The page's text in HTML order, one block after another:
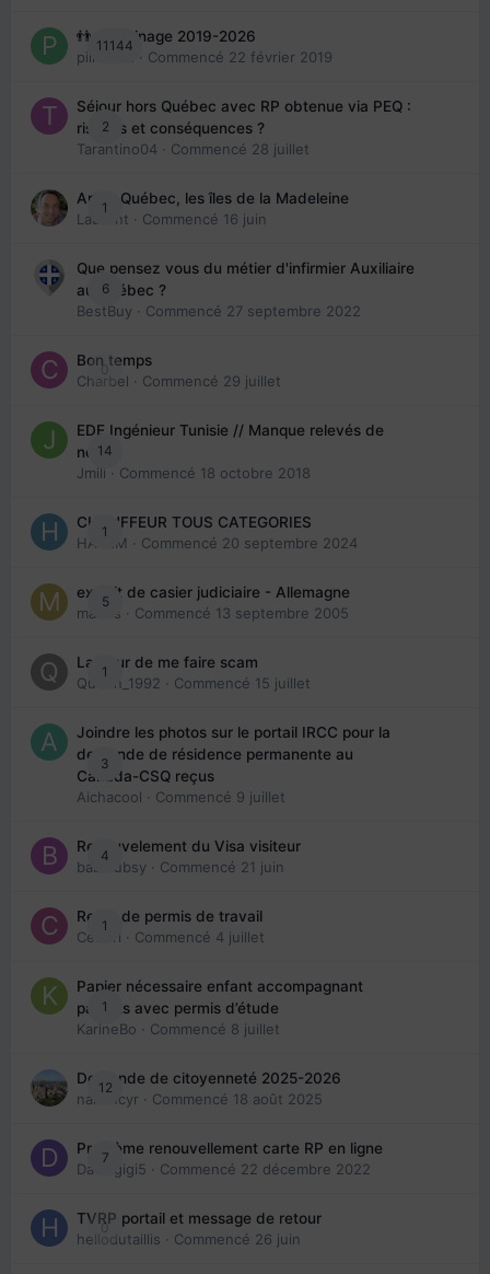
11144
👬 Parrainage 2019-2026
piinoush
· Commencé 22 février 2019
2
Séjour hors Québec avec RP obtenue via PEQ :
risques et conséquences ?
Tarantino04 · Commencé 28 juillet
1
Arte : Québec, les îles de la Madeleine
Laurent · Commencé 16 juin
6
Que pensez vous du métier d'infirmier Auxiliaire
au Québec ?
BestBuy · Commencé 27 septembre 2022
0
Bon temps
Charbel · Commencé 29 juillet
14
EDE Ingénieur Tunisie // Manque relevés de
note
Jmili · Commencé 18 octobre 2018
1
CHAUFFEUR TOUS CATEGORIES
HAZEM · Commencé 20 septembre 2024
5
extrait de casier judiciaire - Allemagne
maries · Commencé 13 septembre 2005
1
La peur de me faire scam
Queen_1992 · Commencé 15 juillet
3
Joindre les photos sur le portail IRCC pour la
demande de résidence permanente au
Canada-CSQ reçus
Aichacool · Commencé 9 juillet
4
Renouvelement du Visa visiteur
babibubsy · Commencé 21 juin
1
Refus de permis de travail
Cedbri · Commencé 4 juillet
1
Papier nécessaire enfant accompagnant
parents avec permis d’étude
KarineBo · Commencé 8 juillet
12
Demande de citoyenneté 2025-2026
nanancyr · Commencé 18 août 2025
7
Problème renouvellement carte RP en ligne
Davidgigi5 · Commencé 22 décembre 2022
0
TVRP portail et message de retour
hellodutaillis · Commencé 26 juin